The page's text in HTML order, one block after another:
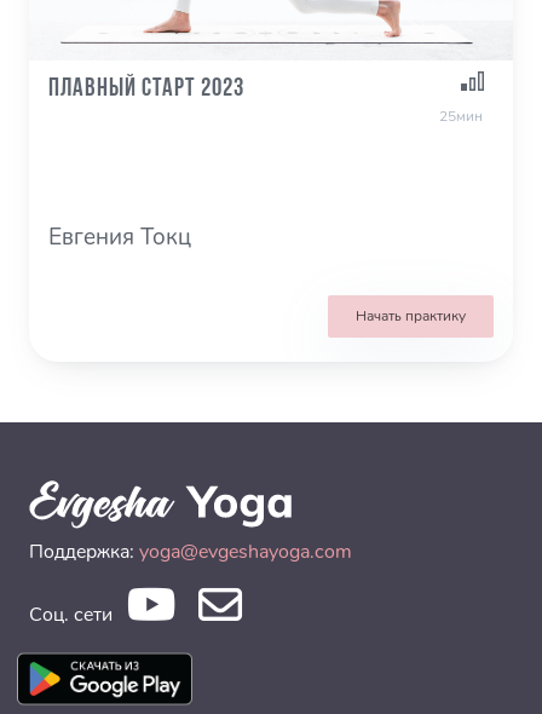
ПЛАВНЫЙ СТАРТ 2023
25мин
Евгения Токц
Начать практику
Поддержка: yoga@evgeshayoga.com
Соц. сети